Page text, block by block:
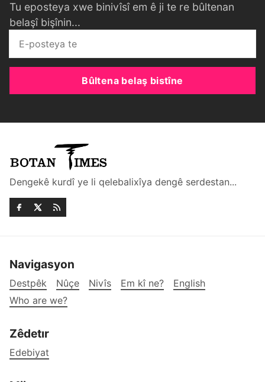
Tu eposteya xwe binivîsî em ê ji te re bûltenan
belaşî bişînin...
Bûltena belaş bistîne
Dengekê kurdî ye li qelebalixîya dengê serdestan...
Navigasyon
Destpêk Nûçe Nivîs Em kî ne?
English
Who are we?
Zêdetır
Edebiyat